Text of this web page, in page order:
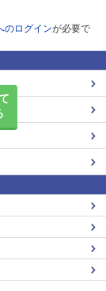
のログインが必要で